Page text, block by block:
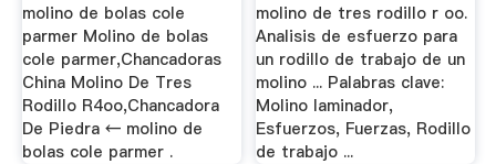
molino de bolas cole
parmer Molino de bolas
cole parmer,Chancadoras
China Molino De Tres
Rodillo R4oo,Chancadora
De Piedra ← molino de
bolas cole parmer .
molino de tres rodillo r oo.
Analisis de esfuerzo para
un rodillo de trabajo de un
molino ... Palabras clave:
Molino laminador,
Esfuerzos, Fuerzas, Rodillo
de trabajo ...